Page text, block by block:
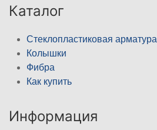
Каталог
Стеклопластиковая арматура
Колышки
Фибра
Как купить
Информация